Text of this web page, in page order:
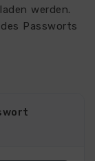
werden.
Passworts